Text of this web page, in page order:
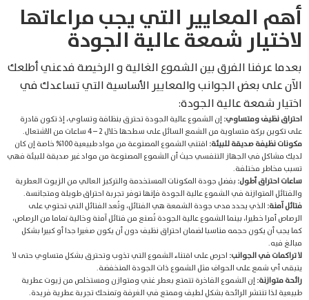
أهم المعايير التي يجب مراعاتها
لاختيار شمعة عالية الجودة
بعدما عرفنا الفرق بين الشموع الغالية و الرخيصة فدعني أطلعك
الآن على بعض الجوانب والمعايير الأساسية التي تساعدك في
اختيار شمعة عالية الجودة:
احتراق نظيف ومتساوي:إن الشموع عالية الجودة تحترق بنظافة وتساوي، إذ تكون قادرة
على تكوين بركة متساوية من الشمع السائل على سطحها خلال 2 – 4 ساعات من الاشتعال.
مكونات نظيفة صديقة للبيئة:
اقتني الشموع المصنوعة من مواد طبيعية 100% خاصة إن كان
لديك مشاكل في الجهاز التنفسي حيث أن الشموع المصنوعة من مواد غير صديقة للبيئة فهي
تسبب مخاطر مختلفة.
ساعات احتراق أطول: بفضل جودة المكونات المستخدمة والتركيز العالي من الزيوت العطرية
والفتائل المتوازنة في الشموع عالية الجودة فإنها توفر تجربة احتراق طويلة ومتجانسة.
فتائل آمنة: الذي يحدد مدى جودة الشمعة هي الفتائل، وتُعد الفتائل التي تحتوي على
الرصاص أمرا خطيرا، بينما الشموع عالية الجودة تُصنع من فتائل آمنة وخالية تماما من الرصاص،
كما يجب أن يكون حجمه مناسبا لضمان احتراق نظيف دون أن يكون صغيرا جدا أو كبيرا بشكل
مبالغ فيه.
لا تراكمات في الجوانب: احرص على اقتناء الشموع التي تذوب وتحترق بشكل متساوي حتى لا
يتبقى أي شمع على الحواف مثل الشموع ذات الجودة المنخفضة.
رائحة متوازنة:إن الشموع الفاخرة تتمتع بعطر غني ومتوازن ومستخلص من زيوت عطرية
طبيعية لذا تنتشر الرائحة بشكل لطيف وممتع في الغرفة وتمنحك تجربة عطرية فريدة.